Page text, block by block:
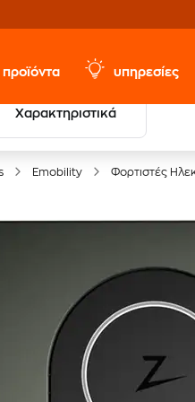
προϊόντα υπηρεσίες
Χαρακτηριστικά
20 € Public Επιστροφή
με Snappi
Emobility Φορτιστές